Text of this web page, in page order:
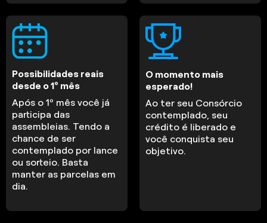
Possibilidades reais
desde o 1º mês
Após o 1º mês você já
participa das
assembleias. Tendo a
chance de ser
contemplado por lance
ou sorteio. Basta
manter as parcelas em
dia.
O momento mais
esperado!
Ao ter seu Consórcio
contemplado, seu
crédito é liberado e
você conquista seu
objetivo.